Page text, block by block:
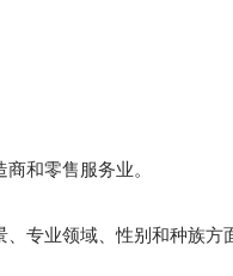
和零售服务业。
专业领域、性别和种族